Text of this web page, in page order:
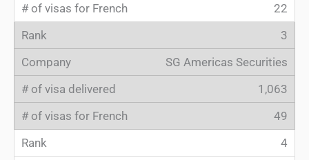
22
3
SG Americas Securities
1,063
49
4